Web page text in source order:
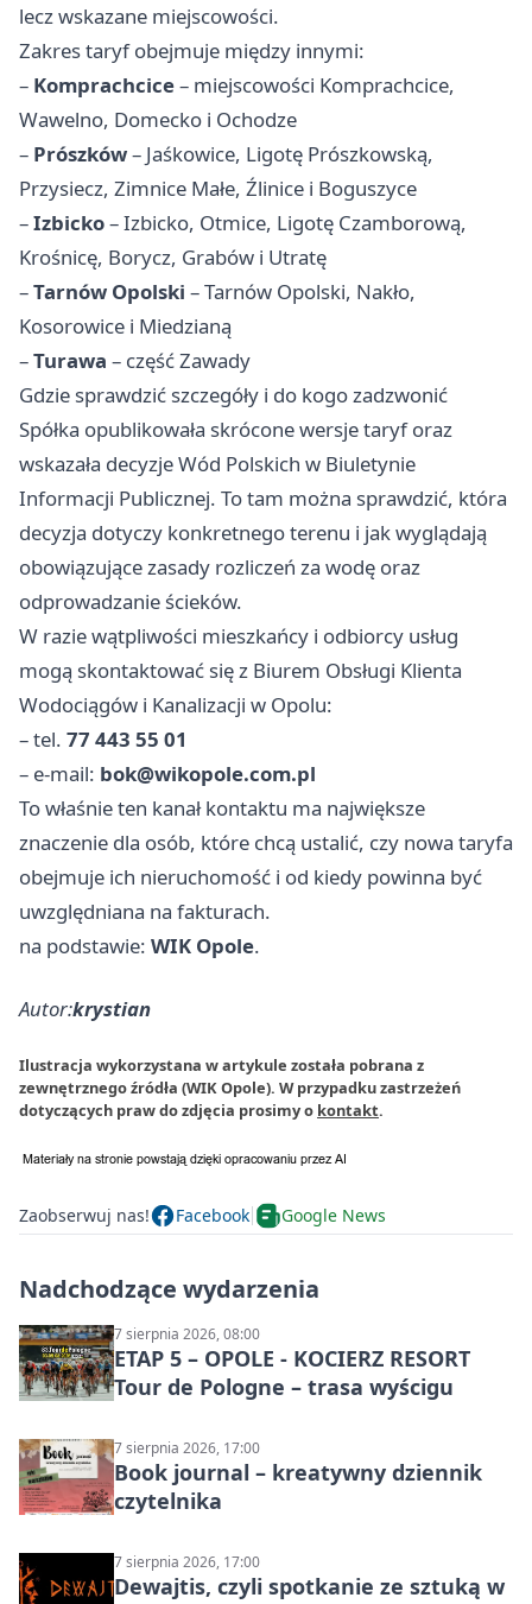
lecz wskazane miejscowości.
Zakres taryf obejmuje między innymi:
– Komprachcice– miejscowości Komprachcice,
Wawelno, Domecko i Ochodze
– Prószków– Jaśkowice, Ligotę Prószkowską,
Przysiecz, Zimnice Małe, Źlinice i Boguszyce
–Izbicko– Izbicko, Otmice, Ligotę Czamborową,
Krośnicę, Borycz, Grabów i Utratę
–Tarnów Opolski –Tarnów Opolski, Nakło,
Kosorowice i Miedzianą
–Turawa – część Zawady
Gdzie sprawdzić szczegóły i do kogo zadzwonić
Spółka opublikowała skrócone wersje taryf oraz
wskazała decyzje Wód Polskich w Biuletynie
Informacji Publicznej. To tam można sprawdzić, która
decyzja dotyczy konkretnego terenu i jak wyglądają
obowiązujące zasady rozliczeń za wodę oraz
odprowadzanie ścieków.
W razie wątpliwości mieszkańcy i odbiorcy usług
mogą skontaktować się z Biurem Obsługi Klienta
Wodociągów i Kanalizacji w Opolu:
– tel. 77 443 55 01
– e-mail: bok@wikopole.com.pl
To właśnie ten kanał kontaktu ma największe
znaczenie dla osób, które chcą ustalić, czy nowa taryfa
obejmuje ich nieruchomość i od kiedy powinna być
uwzględniana na fakturach.
na podstawie: WIK Opole.
Autor:krystian
Ilustracja wykorzystana w artykule została pobrana z
zewnętrznego źródła (WIK Opole). W przypadku zastrzeżeń
dotyczących praw do zdjęcia prosimy o kontakt.
Zaobserwuj nas! Facebook Google News
Nadchodzące wydarzenia
7 sierpnia 2026, 08:00
ETAP 5 – OPOLE - KOCIERZ RESORT
Tour de Pologne – trasa wyścigu
7 sierpnia 2026, 17:00
Book journal – kreatywny dziennik
czytelnika
7 sierpnia 2026, 17:00
Dewajtis, czyli spotkanie ze sztuką w